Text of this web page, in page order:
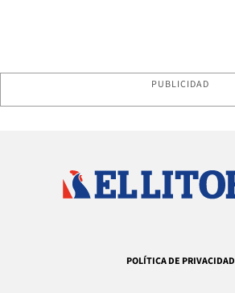
PUBLICIDAD
POLÍTICA DE PRIVACIDAD